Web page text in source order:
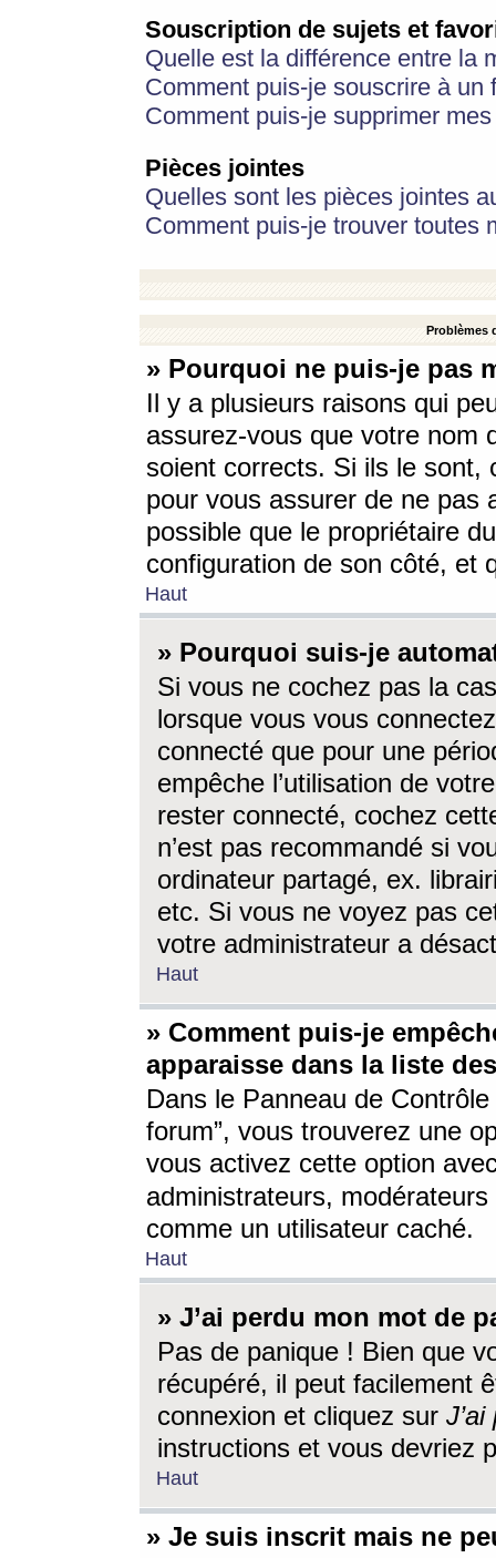
Souscription de sujets et
Quelle est la différence entre la
Comment puis-je souscrire à
Comment puis-je supprimer
Pièces jointes
Quelles sont les pièces jointes
Comment puis-je trouver toutes
Problèmes
» Pourquoi ne puis-je pas
Il y a plusieurs raisons qui
assurez-vous que votre nom
soient corrects. Si ils le sont,
pour vous assurer de ne pas
possible que le propriétaire
configuration de son côté, et
Haut
» Pourquoi suis-je
Si vous ne cochez pas la
lorsque vous vous
connecté que pour une
empêche l’utilisation de
rester connecté, cochez
n’est pas recommandé si
ordinateur partagé, ex.
etc. Si vous ne voyez pas
votre administrateur a
Haut
» Comment puis-je
apparaisse dans la liste
Dans le Panneau de
forum”, vous trouverez une
vous activez cette option
administrateurs,
comme un utilisateur caché.
Haut
» J’ai perdu mon mot de
Pas de panique ! Bien que
récupéré, il peut facilement
connexion et cliquez sur
instructions et vous devriez
Haut
» Je suis inscrit mais ne